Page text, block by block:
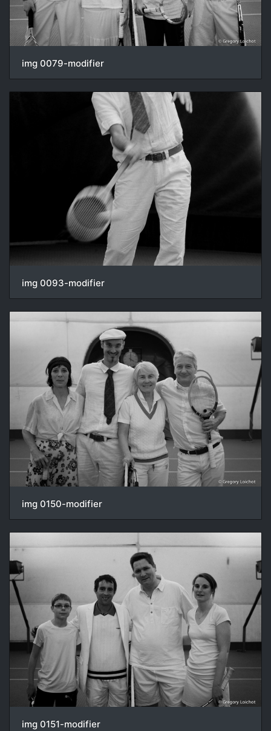
img 0079-modifier
img 0093-modifier
img 0150-modifier
img 0151-modifier